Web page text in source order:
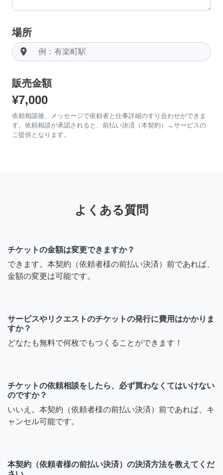
場所
room
販売金額
¥7,000
依頼相談後、メッセージで依頼者と仕事詳細のすり合わせができま
す。依頼相談が承認されると、前払い決済（本契約）→サービスの
ご提供となります。
よくある質問
チケットの金額は変更できますか？
できます。本契約（依頼者様の前払い決済）前であれば、
金額の変更は可能です。
サービスやリクエストのチケットの発行に費用はかかりま
すか？
どなたも無料で何枚でもつくることができます！
チケットの依頼相談をしたら、必ず買わなくてはいけない
のですか？
いいえ。本契約（依頼者様の前払い決済）前であれば、キ
ャンセル可能です。
本契約（依頼者様の前払い決済）の決済方法を教えてくだ